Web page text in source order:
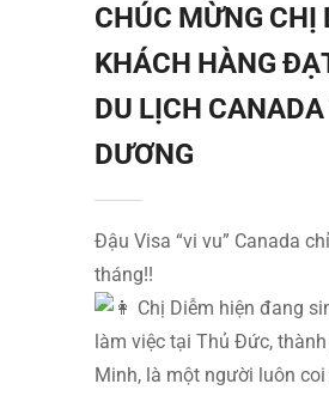
CHÚC MỪNG CHỊ
KHÁCH HÀNG
DU LỊCH
DƯƠNG
Đậu Visa “vi vu” Canada
tháng!!
Chị Diễm hiện đang
làm việc tại Thủ Đức,
Minh, là một người luôn